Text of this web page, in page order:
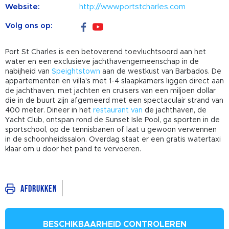
Website: http://www.portstcharles.com
Volg ons op:
Port St Charles is een betoverend toevluchtsoord aan het
water en een exclusieve jachthavengemeenschap in de
nabijheid van Speightstown aan de westkust van Barbados. De
appartementen en villa's met 1-4 slaapkamers liggen direct aan
de jachthaven, met jachten en cruisers van een miljoen dollar
die in de buurt zijn afgemeerd met een spectaculair strand van
400 meter. Dineer in het restaurant van de jachthaven, de
Yacht Club, ontspan rond de Sunset Isle Pool, ga sporten in de
sportschool, op de tennisbanen of laat u gewoon verwennen
in de schoonheidssalon. Overdag staat er een gratis watertaxi
klaar om u door het pand te vervoeren.
Afdrukken
BESCHIKBAARHEID CONTROLEREN